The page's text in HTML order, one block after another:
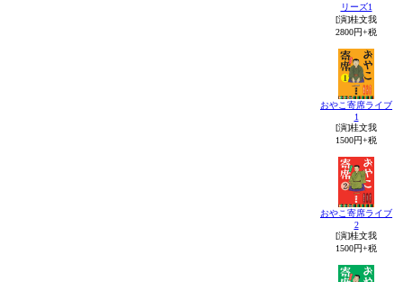
リーズ1
[演]桂文我
2800円+税
おやこ寄席ライブ
1
[演]桂文我
1500円+税
おやこ寄席ライブ
2
[演]桂文我
1500円+税